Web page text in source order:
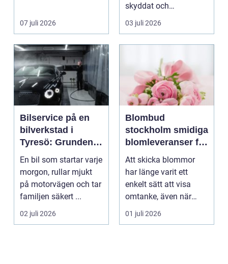
07 juli 2026
skyddat och
användbart fordon.
Lasten hamnar tor...
03 juli 2026
Bilservice på en
bilverkstad i
Tyresö: Grunden
för en trygg och
hållbar bilvardag
En bil som startar varje
morgon, rullar mjukt
på motorvägen och tar
familjen säkert ...
02 juli 2026
Blombud
stockholm smidiga
blomleveranser för
alla tillfällen
Att skicka blommor
har länge varit ett
enkelt sätt att visa
omtanke, även när
avståndet är stort ell...
01 juli 2026